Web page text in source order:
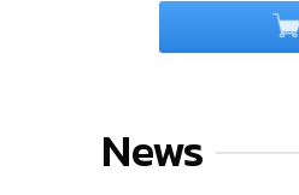
News